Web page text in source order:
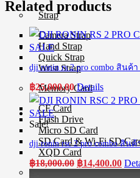
Strap
Camera Strap
Hand Strap
Quick Strap
Wrist Strap
Memory Card
CF Card
Flash Drive
Micro SD Card
SD Card & Wi-Fi SD
XQD Card
Memory Card Accessories
Related products
dji ronin rs 2 pro combo สินค้า
฿25,000.00 Details
Sale!
dji ronin rsc 2 pro combo สินค้า
฿18,000.00 Original
฿14,400.00